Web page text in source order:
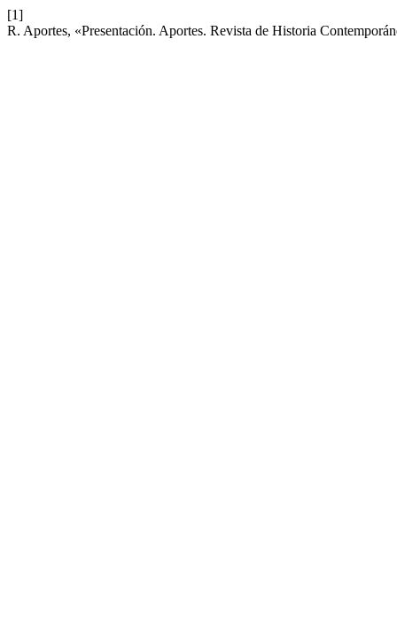
[1]
R. Aportes, «Presentación. Aportes. Revista de Historia